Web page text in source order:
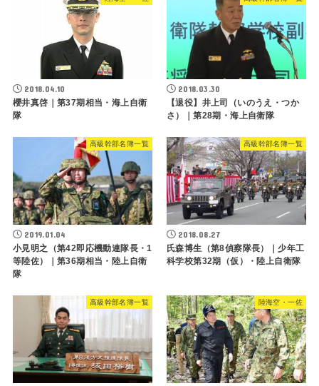
2018.04.10
櫻井真啓｜第37期相当・海上自衛
隊
2018.03.30
【退役】井上司（いのうえ・つか
さ）｜第28期・海上自衛隊
高級幹部名簿一覧
2019.01.04
小見明之（第42即応機動連隊長・1
等陸佐）｜第36期相当・陸上自衛
隊
高級幹部名簿一覧
2018.08.27
氏森博生（第8偵察隊長）｜少年工
科学校第32期（仮）・陸上自衛隊
高級幹部名簿一覧 陸海空・一佐